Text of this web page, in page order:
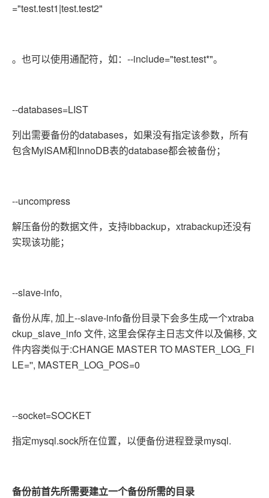
="test.test1|test.test2"
。也可以使用通配符，如：--include="test.test*"。
--databases=LIST
列出需要备份的databases，如果没有指定该参数，所有
包含MyISAM和InnoDB表的database都会被备份；
--uncompress
解压备份的数据文件，支持ibbackup，xtrabackup还没有
实现该功能；
--slave-info,
备份从库, 加上--slave-info备份目录下会多生成一个xtraba
ckup_slave_info 文件, 这里会保存主日志文件以及偏移, 文
件内容类似于:CHANGE MASTER TO MASTER_LOG_FI
LE='', MASTER_LOG_POS=0
--socket=SOCKET
指定mysql.sock所在位置，以便备份进程登录mysql.
备份前首先所需要建立一个备份所需的目录